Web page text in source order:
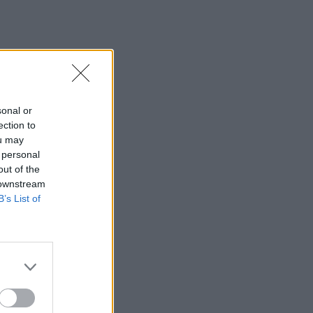
or
to
may
of the
List of
Λιονέλ Μέσι: Πέθανε ο πατέρας του